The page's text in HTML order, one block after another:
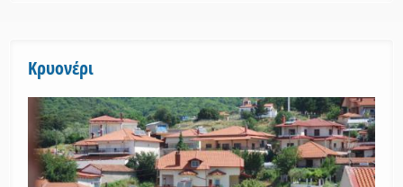
Κρυονέρι